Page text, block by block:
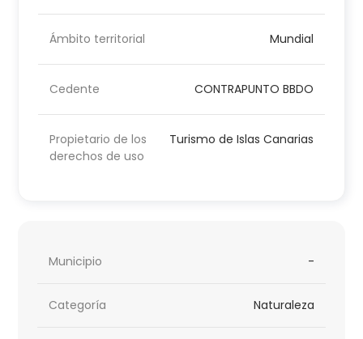
Ámbito territorial Mundial
Cedente CONTRAPUNTO BBDO
Propietario de los
derechos de uso
Turismo de Islas Canarias
Municipio -
Categoría Naturaleza